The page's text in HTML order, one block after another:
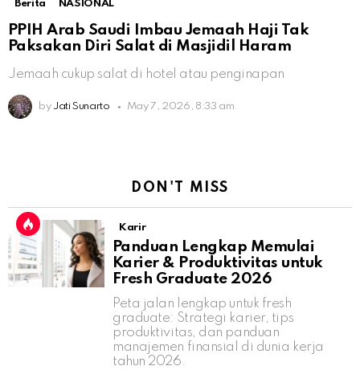
Berita NASIONAL
PPIH Arab Saudi Imbau Jemaah Haji Tak
Paksakan Diri Salat di Masjidil Haram
Jemaah cukup salat di hotel atau penginapan
by Jati Sunarto May 7, 2026, 8:33 am
DON'T MISS
Karir
Panduan Lengkap Memulai
Karier & Produktivitas untuk
Fresh Graduate 2026
Peta jalan lengkap untuk fresh
graduate: Strategi karier, tips
produktivitas, dan panduan
manajemen finansial di dunia kerja
tahun 2026.